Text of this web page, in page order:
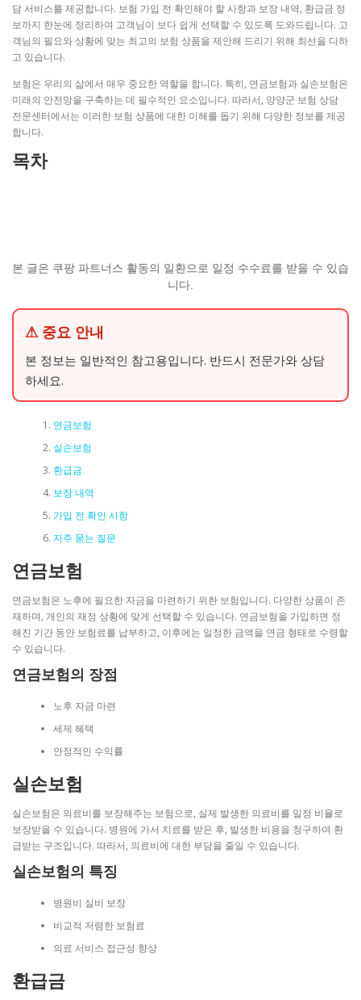
담 서비스를 제공합니다. 보험 가입 전 확인해야 할 사항과 보장 내역, 환급금 정
보까지 한눈에 정리하여 고객님이 보다 쉽게 선택할 수 있도록 도와드립니다. 고
객님의 필요와 상황에 맞는 최고의 보험 상품을 제안해 드리기 위해 최선을 다하
고 있습니다.
보험은 우리의 삶에서 매우 중요한 역할을 합니다. 특히, 연금보험과 실손보험은
미래의 안전망을 구축하는 데 필수적인 요소입니다. 따라서, 양양군 보험 상담
전문센터에서는 이러한 보험 상품에 대한 이해를 돕기 위해 다양한 정보를 제공
합니다.
목차
본 글은 쿠팡 파트너스 활동의 일환으로 일정 수수료를 받을 수 있습
니다.
⚠ 중요 안내
본 정보는 일반적인 참고용입니다. 반드시 전문가와 상담
하세요.
연금보험
실손보험
환급금
보장 내역
가입 전 확인 사항
자주 묻는 질문
연금보험
연금보험은 노후에 필요한 자금을 마련하기 위한 보험입니다. 다양한 상품이 존
재하며, 개인의 재정 상황에 맞게 선택할 수 있습니다. 연금보험을 가입하면 정
해진 기간 동안 보험료를 납부하고, 이후에는 일정한 금액을 연금 형태로 수령할
수 있습니다.
연금보험의 장점
노후 자금 마련
세제 혜택
안정적인 수익률
실손보험
실손보험은 의료비를 보장해주는 보험으로, 실제 발생한 의료비를 일정 비율로
보장받을 수 있습니다. 병원에 가서 치료를 받은 후, 발생한 비용을 청구하여 환
급받는 구조입니다. 따라서, 의료비에 대한 부담을 줄일 수 있습니다.
실손보험의 특징
병원비 실비 보장
비교적 저렴한 보험료
의료 서비스 접근성 향상
환급금